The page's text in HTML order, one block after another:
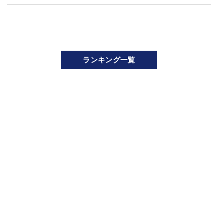
ランキング一覧